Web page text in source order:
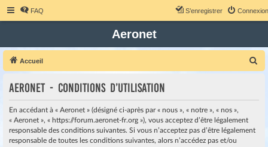
FAQ Connexion
S’enregistrer
Aeronet
Accueil
Aeronet - Conditions d’utilisation
En accédant à « Aeronet » (désigné ci-après par « nous », « notre », « nos »,
« Aeronet », « https://forum.aeronet-fr.org »), vous acceptez d’être légalement
responsable des conditions suivantes. Si vous n’acceptez pas d’être légalement
responsable de toutes les conditions suivantes, alors n’accédez pas et/ou